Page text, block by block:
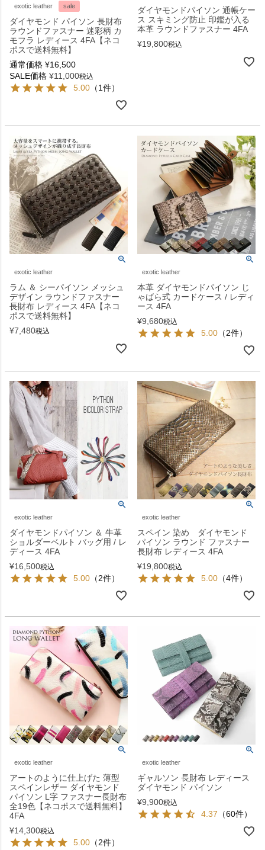
exotic leather sale
ダイヤモンド パイソン 長財布
ラウンドファスナー 迷彩柄 カ
モフラ レディース 4FA【ネコ
ポスで送料無料】
通常価格 ¥16,500
SALE価格 ¥11,000税込
5.00 （1件）
ダイヤモンドパイソン 通帳ケー
ス スキミング防止 印鑑が入る
本革 ラウンドファスナー 4FA
¥19,800税込
exotic leather
ラム ＆ シーパイソン メッシュ
デザイン ラウンドファスナー
長財布 レディース 4FA【ネコ
ポスで送料無料】
¥7,480税込
exotic leather
本革 ダイヤモンドパイソン じ
ゃばら式 カードケース / レディ
ース 4FA
¥9,680税込
5.00 （2件）
exotic leather
ダイヤモンドパイソン ＆ 牛革
ショルダーベルト バッグ用 / レ
ディース 4FA
¥16,500税込
5.00 （2件）
exotic leather
スペイン 染め ダイヤモンド
パイソン ラウンド ファスナー
長財布 レディース 4FA
¥19,800税込
5.00 （4件）
exotic leather
アートのように仕上げた 薄型
スペインレザー ダイヤモンド
パイソン L字 ファスナー長財布
全19色【ネコポスで送料無料】
4FA
¥14,300税込
5.00 （2件）
exotic leather
ギャルソン 長財布 レディース
ダイヤモンド パイソン
¥9,900税込
4.37 （60件）